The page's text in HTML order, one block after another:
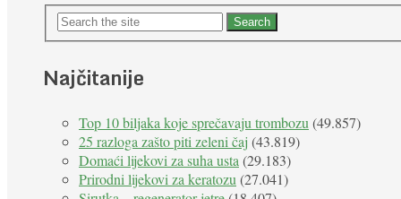
Najčitanije
Top 10 biljaka koje sprečavaju trombozu(49.857)
25 razloga zašto piti zeleni čaj (43.819)
Domaći lijekovi za suha usta(29.183)
Prirodni lijekovi za keratozu(27.041)